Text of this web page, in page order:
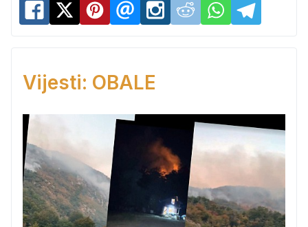
Vijesti: OBALE